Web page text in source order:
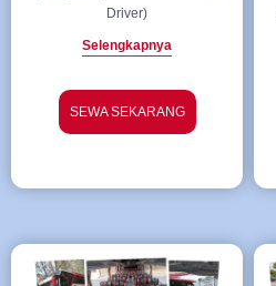
Driver)
Selengkapnya
SEWA SEKARANG